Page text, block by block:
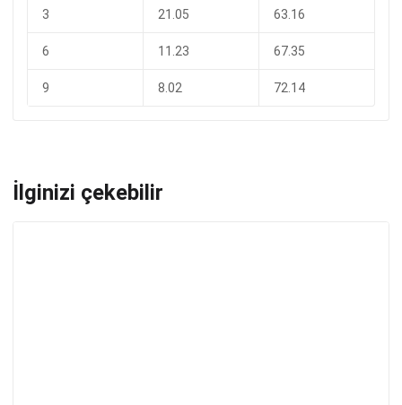
3 21.05 63.16
6 11.23 67.35
9 8.02 72.14
İlginizi çekebilir